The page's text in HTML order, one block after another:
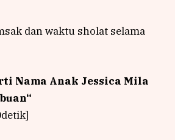
dan waktu sholat selama
Nama Anak Jessica Mila
“